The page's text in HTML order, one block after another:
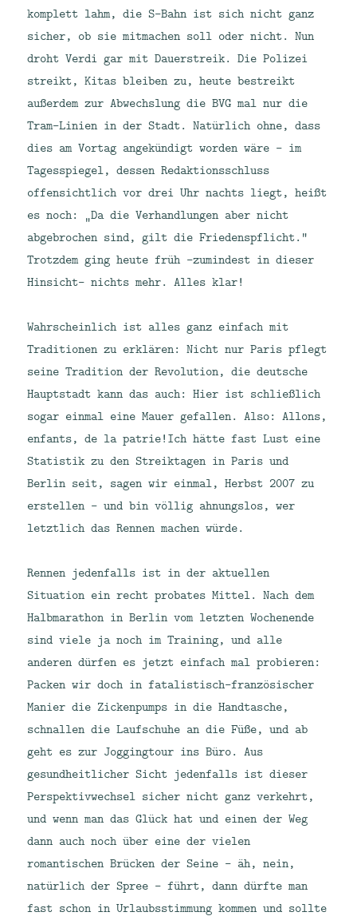
komplett lahm, die S-Bahn ist sich nicht ganz
sicher, ob sie mitmachen soll oder nicht. Nun
droht Verdi gar mit Dauerstreik. Die Polizei
streikt, Kitas bleiben zu, heute bestreikt
außerdem zur Abwechslung die BVG mal nur die
Tram-Linien in der Stadt. Natürlich ohne, dass
dies am Vortag angekündigt worden wäre – im
Tagesspiegel, dessen Redaktionsschluss
offensichtlich vor drei Uhr nachts liegt, heißt
es noch: „Da die Verhandlungen aber nicht
abgebrochen sind, gilt die Friedenspflicht.“
Trotzdem ging heute früh –zumindest in dieser
Hinsicht- nichts mehr. Alles klar!
Wahrscheinlich ist alles ganz einfach mit
Traditionen zu erklären: Nicht nur Paris pflegt
seine Tradition der Revolution, die deutsche
Hauptstadt kann das auch: Hier ist schließlich
sogar einmal eine Mauer gefallen. Also: Allons,
enfants, de la patrie!Ich hätte fast Lust eine
Statistik zu den Streiktagen in Paris und
Berlin seit, sagen wir einmal, Herbst 2007 zu
erstellen – und bin völlig ahnungslos, wer
letztlich das Rennen machen würde.
Rennen jedenfalls ist in der aktuellen
Situation ein recht probates Mittel. Nach dem
Halbmarathon in Berlin vom letzten Wochenende
sind viele ja noch im Training, und alle
anderen dürfen es jetzt einfach mal probieren:
Packen wir doch in fatalistisch-französischer
Manier die Zickenpumps in die Handtasche,
schnallen die Laufschuhe an die Füße, und ab
geht es zur Joggingtour ins Büro. Aus
gesundheitlicher Sicht jedenfalls ist dieser
Perspektivwechsel sicher nicht ganz verkehrt,
und wenn man das Glück hat und einen der Weg
dann auch noch über eine der vielen
romantischen Brücken der Seine – äh, nein,
natürlich der Spree – führt, dann dürfte man
fast schon in Urlaubsstimmung kommen und sollte